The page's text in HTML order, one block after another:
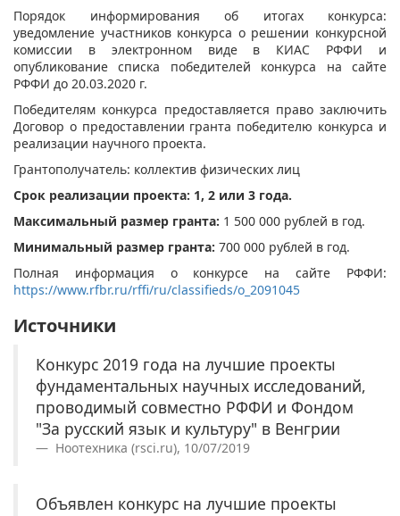
Порядок информирования об итогах конкурса:
уведомление участников конкурса о решении конкурсной
комиссии в электронном виде в КИАС РФФИ и
опубликование списка победителей конкурса на сайте
РФФИ до 20.03.2020 г.
Победителям конкурса предоставляется право заключить
Договор о предоставлении гранта победителю конкурса и
реализации научного проекта.
Грантополучатель: коллектив физических лиц
Срок реализации проекта: 1, 2 или 3 года.
Максимальный размер гранта: 1 500 000 рублей в год.
Минимальный размер гранта: 700 000 рублей в год.
Полная информация о конкурсе на сайте РФФИ:
https://www.rfbr.ru/rffi/ru/classifieds/o_2091045
Источники
Конкурс 2019 года на лучшие проекты
фундаментальных научных исследований,
проводимый совместно РФФИ и Фондом
"За русский язык и культуру" в Венгрии
Ноотехника (rsci.ru), 10/07/2019
Объявлен конкурс на лучшие проекты